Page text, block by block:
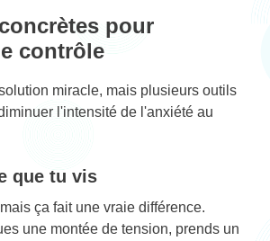
pour
contrôle
miracle, mais plusieurs outils
l'intensité de l'anxiété au
que tu vis
ça fait une vraie différence.
une montée de tension, prends un